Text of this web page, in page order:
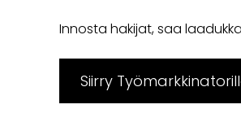
Innosta hakijat, saa
Siirry